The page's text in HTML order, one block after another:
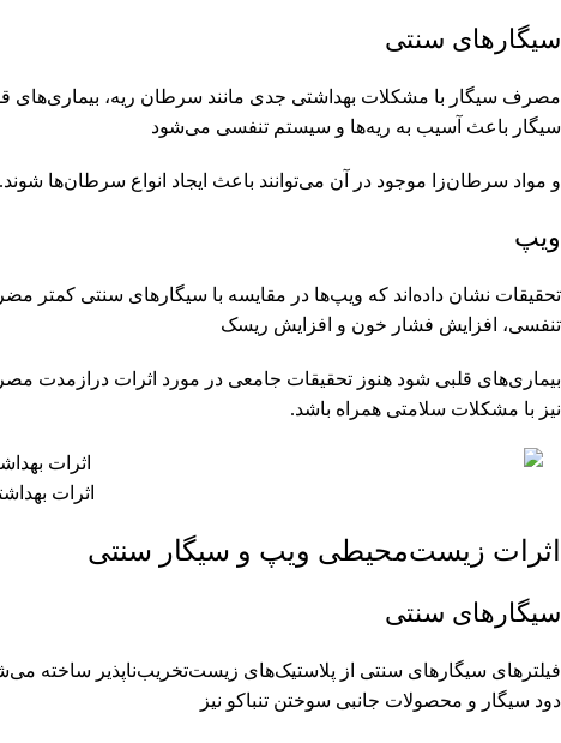
سیگارهای سنتی
مصرف سیگار با مشکلات بهداشتی جدی مانند سرطان ریه، بیماری‌های
سیگار باعث آسیب به ریه‌ها و سیستم تنفسی می‌شود
و مواد سرطان‌زا موجود در آن می‌توانند باعث ایجاد انواع سرطان‌ها شوند.
ویپ
تحقیقات نشان داده‌اند که ویپ‌ها در مقایسه با سیگارهای سنتی
تنفسی، افزایش فشار خون و افزایش ریسک
بیماری‌های قلبی شود هنوز تحقیقات جامعی در مورد اثرات
نیز با مشکلات سلامتی همراه باشد.
اثرات
اثرات زیست‌محیطی ویپ و سیگار سنتی
سیگارهای سنتی
فیلترهای سیگارهای سنتی از پلاستیک‌های زیست‌تخریب‌ناپذیر ساخته
دود سیگار و محصولات جانبی سوختن تنباکو نیز